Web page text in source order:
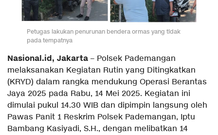
Petugas lakukan penurunan bendera ormas yang tidak
pada tempatnya
Nasional.id, Jakarta – Polsek Pademangan
melaksanakan Kegiatan Rutin yang Ditingkatkan
(KRYD) dalam rangka mendukung Operasi Berantas
Jaya 2025 pada Rabu, 14 Mei 2025. Kegiatan ini
dimulai pukul 14.30 WIB dan dipimpin langsung oleh
Pawas Panit 1 Reskrim Polsek Pademangan, Iptu
Bambang Kasiyadi, S.H., dengan melibatkan 14